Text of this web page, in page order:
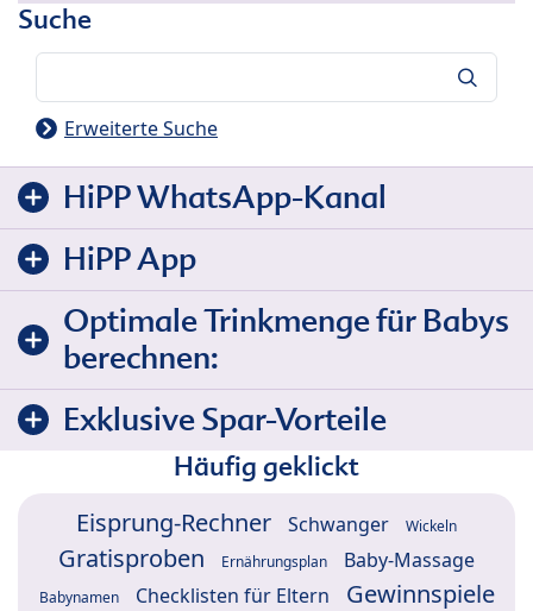
Suche
Erweiterte Suche
HiPP WhatsApp-Kanal
HiPP App
Optimale Trinkmenge für Babys
berechnen:
Exklusive Spar-Vorteile
Häufig geklickt
Eisprung-Rechner Schwanger Wickeln
Gratisproben Ernährungsplan Baby-Massage
Babynamen Checklisten für Eltern
Gewinnspiele